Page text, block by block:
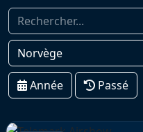
Norvège
Année Passé